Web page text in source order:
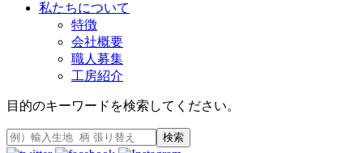
私たちについて
特徴
会社概要
職人募集
工房紹介
目的のキーワードを検索してください。
検索